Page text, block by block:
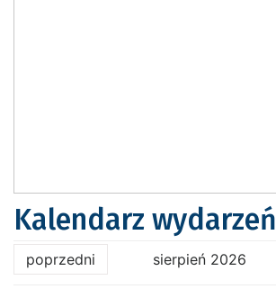
Kalendarz wydarzeń
poprzedni sierpień 2026